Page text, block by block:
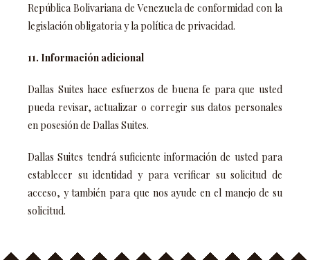
República Bolivariana de Venezuela de conformidad con la
legislación obligatoria y la política de privacidad.
11. Información adicional
Dallas Suites hace esfuerzos de buena fe para que usted
pueda revisar, actualizar o corregir sus datos personales
en posesión de Dallas Suites.
Dallas Suites tendrá suficiente información de usted para
establecer su identidad y para verificar su solicitud de
acceso, y también para que nos ayude en el manejo de su
solicitud.